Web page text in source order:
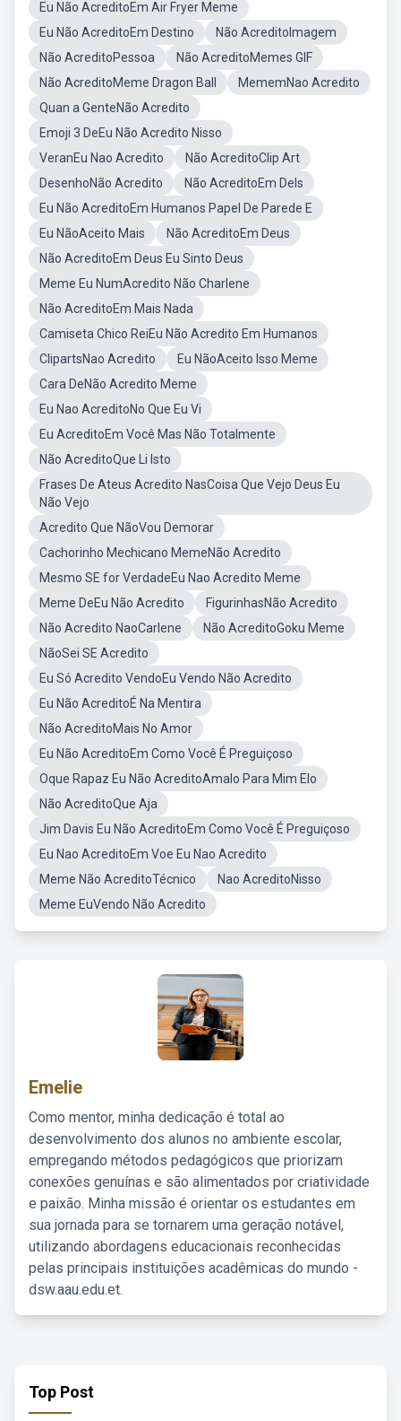
Eu Não AcreditoEm Air Fryer Meme
Eu Não AcreditoEm Destino
Não AcreditoImagem
Não AcreditoPessoa
Não AcreditoMemes GIF
Não AcreditoMeme Dragon Ball
MememNao Acredito
Quan a GenteNão Acredito
Emoji 3 DeEu Não Acredito Nisso
VeranEu Nao Acredito
Não AcreditoClip Art
DesenhoNão Acredito
Não AcreditoEm Dels
Eu Não AcreditoEm Humanos Papel De Parede E
Eu NãoAceito Mais
Não AcreditoEm Deus
Não AcreditoEm Deus Eu Sinto Deus
Meme Eu NumAcredito Não Charlene
Não AcreditoEm Mais Nada
Camiseta Chico ReiEu Não Acredito Em Humanos
ClipartsNao Acredito
Eu NãoAceito Isso Meme
Cara DeNão Acredito Meme
Eu Nao AcreditoNo Que Eu Vi
Eu AcreditoEm Você Mas Não Totalmente
Não AcreditoQue Li Isto
Frases De Ateus Acredito NasCoisa Que Vejo Deus Eu
Não Vejo
Acredito Que NãoVou Demorar
Cachorinho Mechicano MemeNão Acredito
Mesmo SE for VerdadeEu Nao Acredito Meme
Meme DeEu Não Acredito
FigurinhasNão Acredito
Não Acredito NaoCarlene
Não AcreditoGoku Meme
NãoSei SE Acredito
Eu Só Acredito VendoEu Vendo Não Acredito
Eu Não AcreditoÉ Na Mentira
Não AcreditoMais No Amor
Eu Não AcreditoEm Como Você É Preguiçoso
Oque Rapaz Eu Não AcreditoAmalo Para Mim Elo
Não AcreditoQue Aja
Jim Davis Eu Não AcreditoEm Como Você É Preguiçoso
Eu Nao AcreditoEm Voe Eu Nao Acredito
Meme Não AcreditoTécnico
Nao AcreditoNisso
Meme EuVendo Não Acredito
Emelie
Como mentor, minha dedicação é total ao
desenvolvimento dos alunos no ambiente escolar,
empregando métodos pedagógicos que priorizam
conexões genuínas e são alimentados por criatividade
e paixão. Minha missão é orientar os estudantes em
sua jornada para se tornarem uma geração notável,
utilizando abordagens educacionais reconhecidas
pelas principais instituições acadêmicas do mundo -
dsw.aau.edu.et.
Top Post